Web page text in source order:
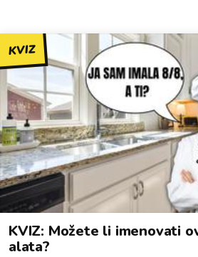
KVIZ
KVIZ: Možete li imenovati
alata?